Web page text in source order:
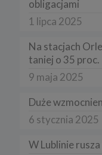
obligacjami
1 lipca 2025
Na stacjach
taniej o 35 proc.
9 maja 2025
Duże
6 stycznia 2025
W Lublinie